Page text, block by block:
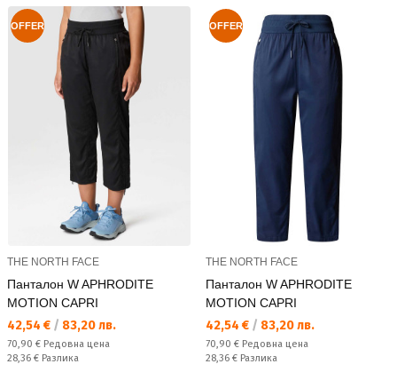
OFFER
THE NORTH FACE
Панталон W APHRODITE
MOTION CAPRI
Текуща цена:
42,54 € / 83,20 лв.
Редовна цена:
70,90 € Редовна цена
Спестявате:
28,36 € Разлика
OFFER
THE NORTH FACE
Панталон W APHRODITE
MOTION CAPRI
Текуща цена:
42,54 € / 83,20 лв.
Редовна цена:
70,90 € Редовна цена
Спестявате:
28,36 € Разлика